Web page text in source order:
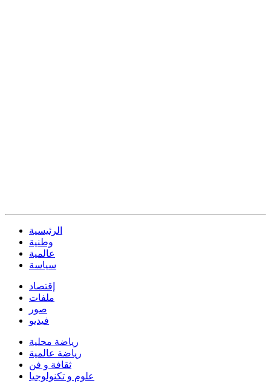
الرئيسية
وطنية
عالمية
سياسة
إقتصاد
ملفات
صور
فيديو
رياضة محلية
رياضة عالمية
ثقافة و فن
علوم و تكنولوجيا